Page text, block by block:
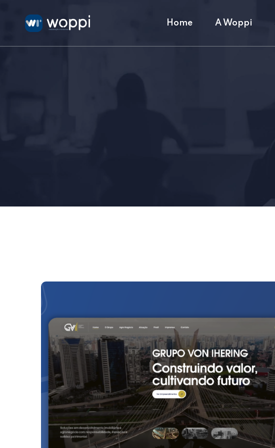
Home A Woppi